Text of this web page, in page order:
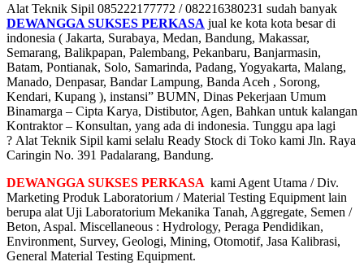
Alat Teknik Sipil 085222177772 / 082216380231 sudah banyak
DEWANGGA SUKSES PERKASA jual ke kota kota besar di
indonesia ( Jakarta, Surabaya, Medan, Bandung, Makassar,
Semarang, Balikpapan, Palembang, Pekanbaru, Banjarmasin,
Batam, Pontianak, Solo, Samarinda, Padang, Yogyakarta, Malang,
Manado, Denpasar, Bandar Lampung, Banda Aceh , Sorong,
Kendari, Kupang ), instansi” BUMN, Dinas Pekerjaan Umum
Binamarga – Cipta Karya, Distibutor, Agen, Bahkan untuk kalangan
Kontraktor – Konsultan, yang ada di indonesia. Tunggu apa lagi
? Alat Teknik Sipil kami selalu Ready Stock di Toko kami Jln. Raya
Caringin No. 391 Padalarang, Bandung.
DEWANGGA SUKSES PERKASA kami Agent Utama / Div.
Marketing Produk Laboratorium / Material Testing Equipment lain
berupa alat Uji Laboratorium Mekanika Tanah, Aggregate, Semen /
Beton, Aspal. Miscellaneous : Hydrology, Peraga Pendidikan,
Environment, Survey, Geologi, Mining, Otomotif, Jasa Kalibrasi,
General Material Testing Equipment.